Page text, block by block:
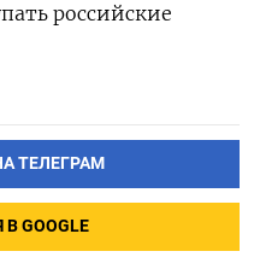
российские
ТЕЛЕГРАМ
GOOGLE